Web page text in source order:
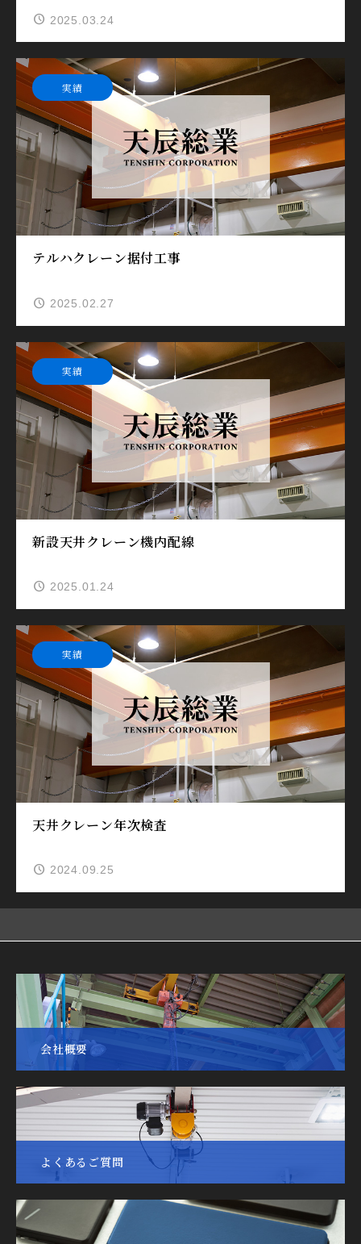
2025.03.24
実績
テルハクレーン据付工事
2025.02.27
実績
新設天井クレーン機内配線
2025.01.24
実績
天井クレーン年次検査
2024.09.25
会社概要
よくあるご質問